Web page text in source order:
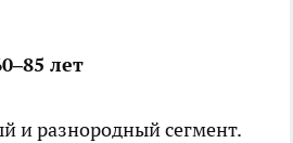
лет
и разнородный сегмент.